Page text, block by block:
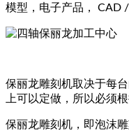
模型，电子产品， CAD
保丽龙雕刻机取决于每
上可以定做，所以必须
保丽龙雕刻机，即泡沫